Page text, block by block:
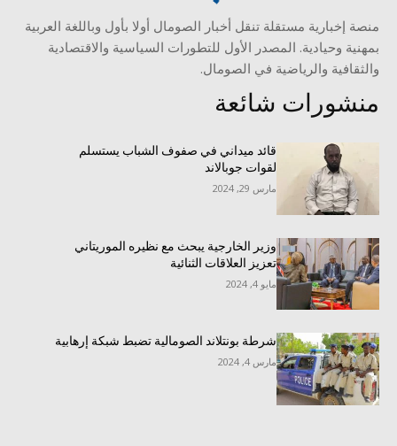
منصة إخبارية مستقلة تنقل أخبار الصومال أولا بأول وباللغة العربية
بمهنية وحيادية. المصدر الأول للتطورات السياسية والاقتصادية
والثقافية والرياضية في الصومال.
منشورات شائعة
قائد ميداني في صفوف الشباب يستسلم
لقوات جوبالاند
مارس 29, 2024
وزير الخارجية يبحث مع نظيره الموريتاني
تعزيز العلاقات الثنائية
مايو 4, 2024
شرطة بونتلاند الصومالية تضبط شبكة إرهابية
مارس 4, 2024